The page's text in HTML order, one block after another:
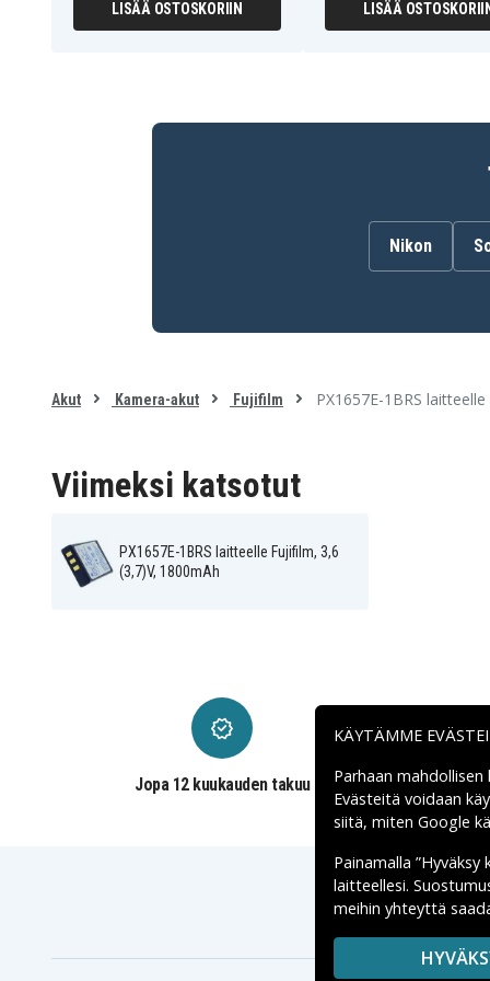
Ricoh Caplio RR30
Ricoh Caplio RX
Vivikai HD-C3
Vivikai HD-D10II
LISÄÄ OSTOSKORIIN LISÄÄ OSTOSKORIIN
Nikon
Akut Kamera-akut Fujifilm PX1657E-1BRS
Viimeksi katsotut
PX1657E-1BRS laitteelle Fujifilm, 3,6
(3,7)V, 1800mAh
Jopa 12 kuukauden takuu
KÄYTÄMME
Parhaan
Evästeitä voidaan
siitä, miten Google
Painamalla
laitteellesi.
meihin yhteyttä